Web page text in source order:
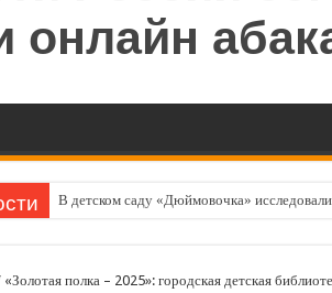
В детском саду «Дюймовочка»
«Золотая полка – 2025»: городская детская